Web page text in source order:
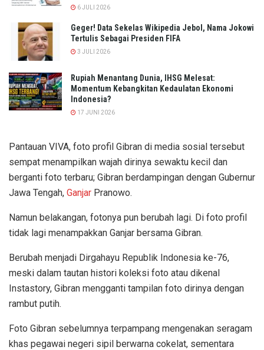
6 JULI 2026
Geger! Data Sekelas Wikipedia Jebol, Nama Jokowi
Tertulis Sebagai Presiden FIFA
3 JULI 2026
Rupiah Menantang Dunia, IHSG Melesat:
Momentum Kebangkitan Kedaulatan Ekonomi
Indonesia?
17 JUNI 2026
Pantauan VIVA, foto profil Gibran di media sosial tersebut
sempat menampilkan wajah dirinya sewaktu kecil dan
berganti foto terbaru; Gibran berdampingan dengan Gubernur
Jawa Tengah, Ganjar Pranowo.
Namun belakangan, fotonya pun berubah lagi. Di foto profil
tidak lagi menampakkan Ganjar bersama Gibran.
Berubah menjadi Dirgahayu Republik Indonesia ke-76,
meski dalam tautan histori koleksi foto atau dikenal
Instastory, Gibran mengganti tampilan foto dirinya dengan
rambut putih.
Foto Gibran sebelumnya terpampang mengenakan seragam
khas pegawai negeri sipil berwarna cokelat, sementara